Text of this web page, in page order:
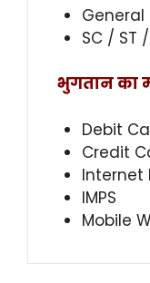
General
SC / ST
भुगतान का
Debit
Credit
Internet
IMPS
Mobile